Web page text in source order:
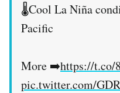
🌡️Cool La Niña
Pacific
More ➡️https://t.co/
pic.twitter.com/